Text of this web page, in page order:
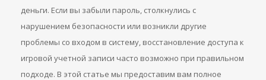
деньги. Если вы забыли пароль, столкнулись с
нарушением безопасности или возникли другие
проблемы со входом в систему, восстановление доступа к
игровой учетной записи часто возможно при правильном
подходе. В этой статье мы предоставим вам полное